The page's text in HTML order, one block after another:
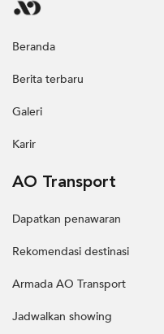
Beranda
Berita terbaru
Galeri
Karir
AO Transport
Dapatkan penawaran
Rekomendasi destinasi
Armada AO Transport
Jadwalkan showing